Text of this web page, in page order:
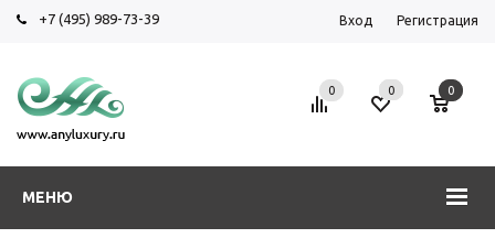
+7 (495) 989-73-39 Вход Регистрация
МЕНЮ
0 0 0